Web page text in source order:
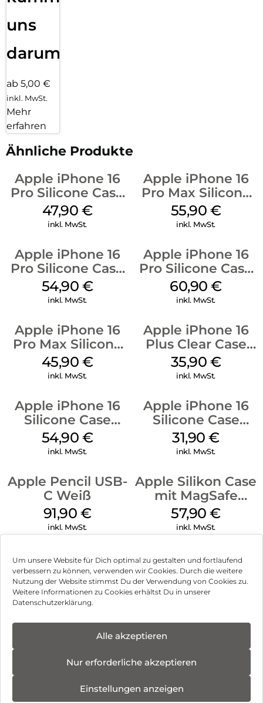
Um unsere Website für Dich optimal zu gestalten und fortlaufend
verbessern zu können, verwenden wir Cookies. Durch die weitere
Nutzung der Website stimmst Du der Verwendung von Cookies zu.
Weitere Informationen zu Cookies erhältst Du in unserer
Datenschutzerklärung.
Alle akzeptieren
Nur erforderliche akzeptieren
Einstellungen anzeigen
uns
darum!
ab 5,00 €
inkl. MwSt.
Mehr
erfahren
Ähnliche Produkte
Apple iPhone 16
Pro Silicone Case
MagSafe Denim
47,90 €
inkl. MwSt.
Apple iPhone 16
Pro Max Silicone
Case MagSafe
Stone Gray
55,90 €
inkl. MwSt.
Apple iPhone 16
Pro Silicone Case
MagSafe Black
54,90 €
inkl. MwSt.
Apple iPhone 16
Pro Silicone Case
MagSafe Stone
Gray
60,90€
inkl. MwSt.
Apple iPhone 16
Pro Max Silicone
Case MagSafe
Ultramarine
45,90 €
inkl. MwSt.
Apple iPhone 16
Plus Clear Case
MagSafe
Transparent
35,90 €
inkl. MwSt.
Apple iPhone 16
Silicone Case
MagSafe Lake
Green
54,90 €
inkl. MwSt.
Apple iPhone 16
Silicone Case
MagSafe Fuchsia
31,90€
inkl. MwSt.
Apple Pencil USB-
C Weiß
91,90 €
inkl. MwSt.
Apple Silikon Case
mit MagSafe
iPhone 14 Pro
(PRODUCT)RED
57,90€
inkl. MwSt.
Impressum
Hinweis zur Batterieentsorgung
Newsletter